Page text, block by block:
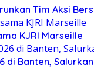
Tim Aksi
KJRI Marseille
di Banten,